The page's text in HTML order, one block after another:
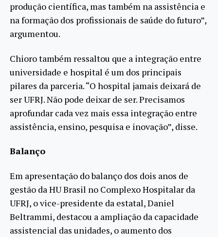
produção científica, mas também na assistência e
na formação dos profissionais de saúde do futuro”,
argumentou.
Chioro também ressaltou que a integração entre
universidade e hospital é um dos principais
pilares da parceria. “O hospital jamais deixará de
ser UFRJ. Não pode deixar de ser. Precisamos
aprofundar cada vez mais essa integração entre
assistência, ensino, pesquisa e inovação”, disse.
Balanço
Em apresentação do balanço dos dois anos de
gestão da HU Brasil no Complexo Hospitalar da
UFRJ, o vice-presidente da estatal, Daniel
Beltrammi, destacou a ampliação da capacidade
assistencial das unidades, o aumento dos